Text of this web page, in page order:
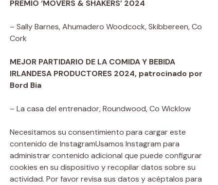
PREMIO ‘MOVERS & SHAKERS’ 2024
– Sally Barnes, Ahumadero Woodcock, Skibbereen, Co
Cork
MEJOR PARTIDARIO DE LA COMIDA Y BEBIDA
IRLANDESA PRODUCTORES 2024, patrocinado por
Bord Bia
– La casa del entrenador, Roundwood, Co Wicklow
Necesitamos su consentimiento para cargar este
contenido de InstagramUsamos Instagram para
administrar contenido adicional que puede configurar
cookies en su dispositivo y recopilar datos sobre su
actividad. Por favor revisa sus datos y acéptalos para